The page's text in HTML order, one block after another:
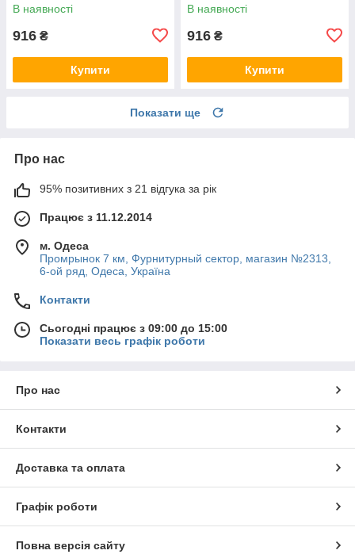
В наявності
916 ₴
Купити
В наявності
916 ₴
Купити
Показати ще
Про нас
95% позитивних з 21 відгука за рік
Працює з 11.12.2014
м. Одеса
Промрынок 7 км, Фурнитурный сектор, магазин №2313,
6-ой ряд, Одеса, Україна
Контакти
Сьогодні працює з 09:00 до 15:00
Показати весь графік роботи
Про нас
Контакти
Доставка та оплата
Графік роботи
Повна версія сайту